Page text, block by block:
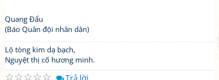
Quang Đẩu
(Báo Quân đội nhân dân)
Lộ tòng kim dạ bạch,
Nguyệt thị cố hương minh.
☆
☆
☆
☆
☆